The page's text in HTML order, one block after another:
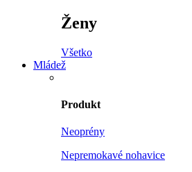
Ženy
Všetko
Mládež
Produkt
Neoprény
Nepremokavé nohavice